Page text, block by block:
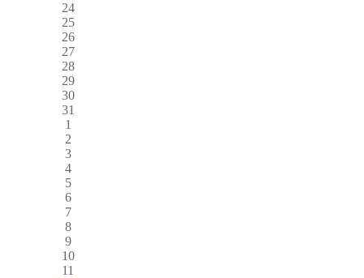
24
25
26
27
28
29
30
31
1
2
3
4
5
6
7
8
9
10
11